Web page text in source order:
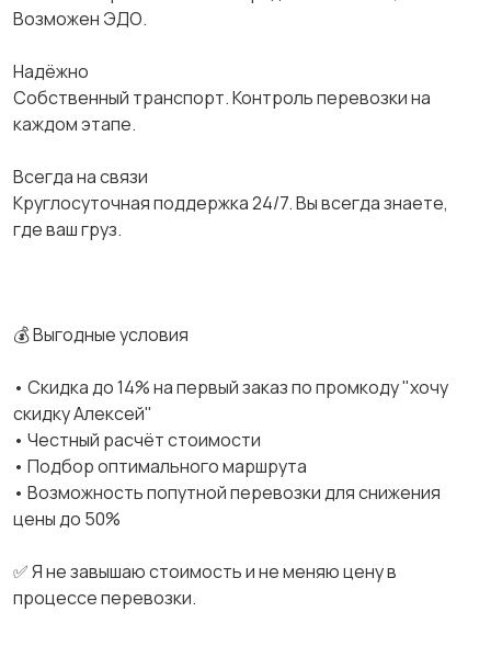
Возможен ЭДО.
Надёжно
Собственный транспорт. Контроль перевозки на
каждом этапе.
Всегда на связи
Круглосуточная поддержка 24/7. Вы всегда знаете,
где ваш груз.
💰 Выгодные условия
• Скидка до 14% на первый заказ по промкоду "хочу
скидку Алексей"
• Честный расчёт стоимости
• Подбор оптимального маршрута
• Возможность попутной перевозки для снижения
цены до 50%
✅ Я не завышаю стоимость и не меняю цену в
процессе перевозки.